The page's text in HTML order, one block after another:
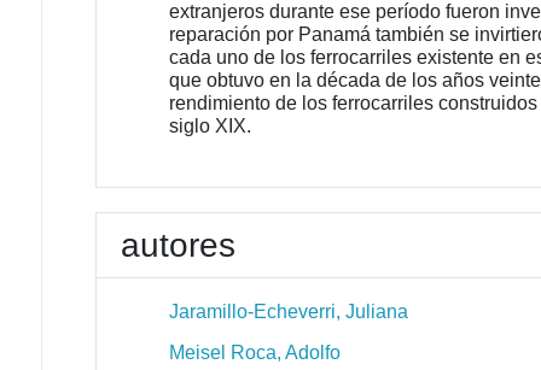
extranjeros durante ese período fueron
reparación por Panamá también se
cada uno de los ferrocarriles existente en
que obtuvo en la década de los años
rendimiento de los ferrocarriles
siglo XIX.
autores
Jaramillo-Echeverri, Juliana
Meisel Roca, Adolfo